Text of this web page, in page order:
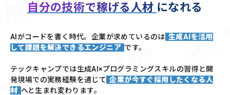
自分の技術で稼げる人材 になれる
AIがコードを書く時代。企業が求めているのは 生成AIを活用
して課題を解決できるエンジニア です。
テックキャンプでは生成AI×プログラミングスキルの習得と開
発現場での実務経験を通じて 企業が今すぐ採用したくなる人
材 へと生まれ変わります。